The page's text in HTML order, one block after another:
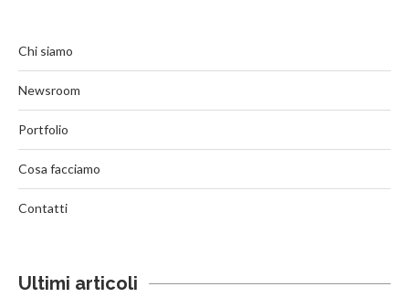
Chi siamo
Newsroom
Portfolio
Cosa facciamo
Contatti
Ultimi articoli